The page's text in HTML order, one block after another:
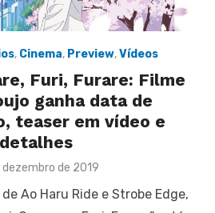
, Cinema, Preview,Vídeos
Furi, Furare: Filme
ganha data de
teaser em vídeo e
detalhes
dezembro de 2019
Ao Haru Ride e Strobe Edge,